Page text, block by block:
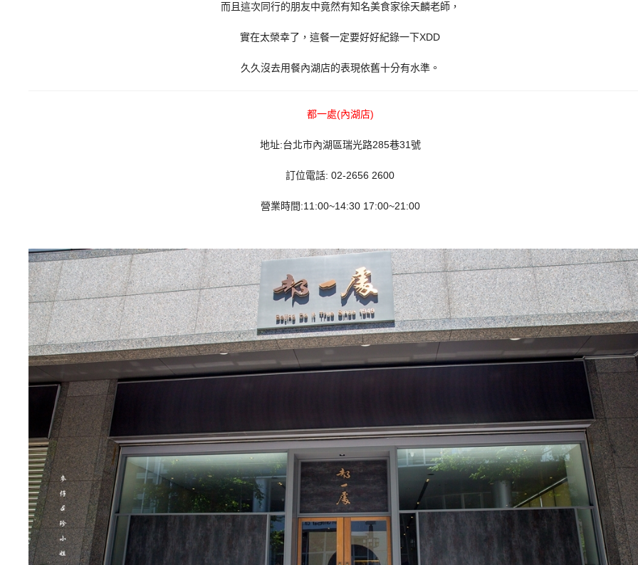
而且這次同行的朋友中竟然有知名美食家徐天麟老師，
實在太榮幸了，這餐一定要好好紀錄一下XDD
久久沒去用餐內湖店的表現依舊十分有水準。
都一處(內湖店)
地址:台北市內湖區瑞光路285巷31號
訂位電話: 02-2656 2600
營業時間:11:00~14:30 17:00~21:00